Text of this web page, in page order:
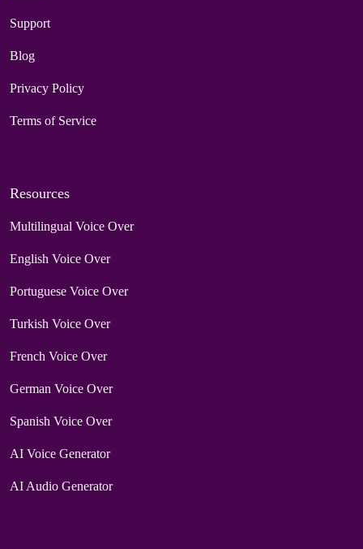
Support
Blog
Privacy Policy
Terms of Service
Resources
Multilingual Voice Over
English Voice Over
Portuguese Voice Over
Turkish Voice Over
French Voice Over
German Voice Over
Spanish Voice Over
AI Voice Generator
AI Audio Generator